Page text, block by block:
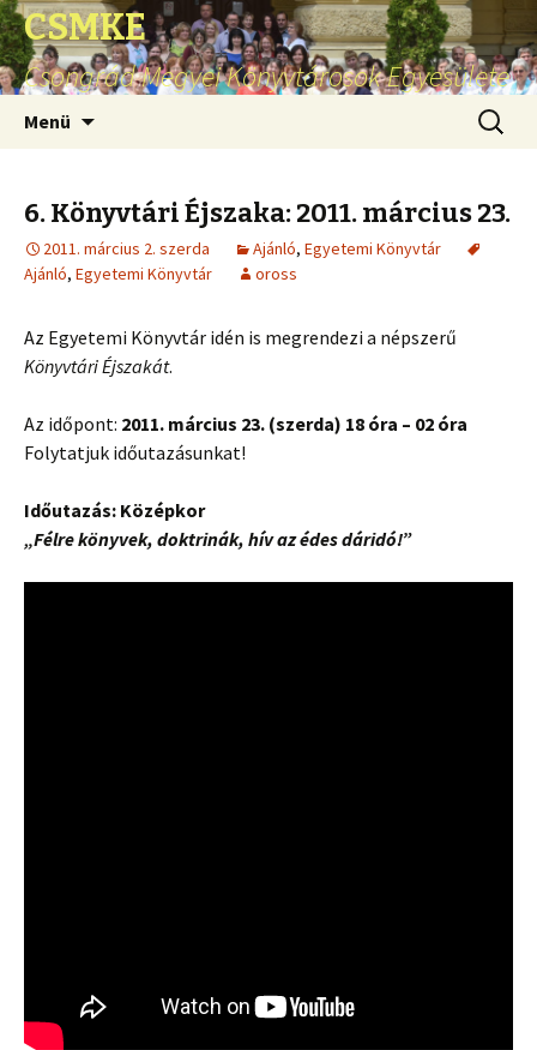
CSMKE
Csongrád Megyei Könyvtárosok Egyesülete
Menü
6. Könyvtári Éjszaka: 2011. március 23.
2011. március 2. szerda Ajánló, Egyetemi Könyvtár
Ajánló, Egyetemi Könyvtár oross
Az Egyetemi Könyvtár idén is megrendezi a népszerű
Könyvtári Éjszakát.
Az időpont: 2011. március 23. (szerda) 18 óra – 02 óra
Folytatjuk időutazásunkat!
Időutazás: Középkor
„Félre könyvek, doktrinák, hív az édes dáridó!”